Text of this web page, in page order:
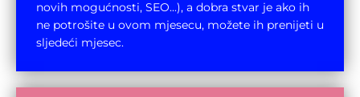
novih mogućnosti, SEO...), a dobra stvar je ako ih
ne potrošite u ovom mjesecu, možete ih prenijeti u
sljedeći mjesec.